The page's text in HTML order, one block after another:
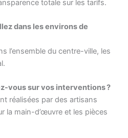
totale sur les tarifs.
dans les environs de
l’ensemble du centre-ville, les
vous sur vos interventions ?
réalisées par des artisans
la main-d’œuvre et les pièces